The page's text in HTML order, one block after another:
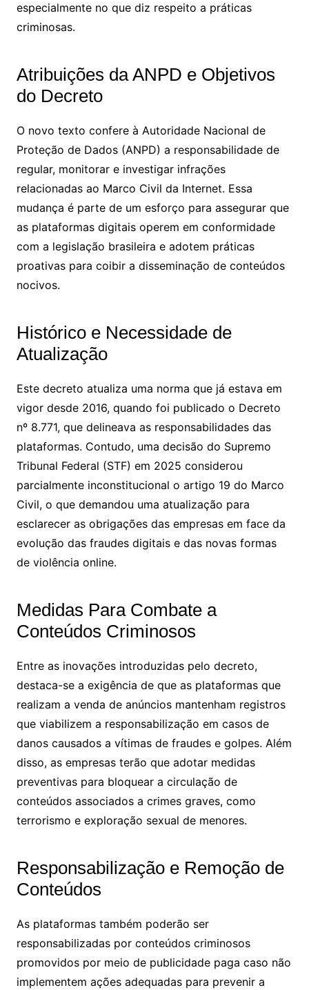
especialmente no que diz respeito a práticas
criminosas.
Atribuições da ANPD e Objetivos
do Decreto
O novo texto confere à Autoridade Nacional de
Proteção de Dados (ANPD) a responsabilidade de
regular, monitorar e investigar infrações
relacionadas ao Marco Civil da Internet. Essa
mudança é parte de um esforço para assegurar que
as plataformas digitais operem em conformidade
com a legislação brasileira e adotem práticas
proativas para coibir a disseminação de conteúdos
nocivos.
Histórico e Necessidade de
Atualização
Este decreto atualiza uma norma que já estava em
vigor desde 2016, quando foi publicado o Decreto
nº 8.771, que delineava as responsabilidades das
plataformas. Contudo, uma decisão do Supremo
Tribunal Federal (STF) em 2025 considerou
parcialmente inconstitucional o artigo 19 do Marco
Civil, o que demandou uma atualização para
esclarecer as obrigações das empresas em face da
evolução das fraudes digitais e das novas formas
de violência online.
Medidas Para Combate a
Conteúdos Criminosos
Entre as inovações introduzidas pelo decreto,
destaca-se a exigência de que as plataformas que
realizam a venda de anúncios mantenham registros
que viabilizem a responsabilização em casos de
danos causados a vítimas de fraudes e golpes. Além
disso, as empresas terão que adotar medidas
preventivas para bloquear a circulação de
conteúdos associados a crimes graves, como
terrorismo e exploração sexual de menores.
Responsabilização e Remoção de
Conteúdos
As plataformas também poderão ser
responsabilizadas por conteúdos criminosos
promovidos por meio de publicidade paga caso não
implementem ações adequadas para prevenir a